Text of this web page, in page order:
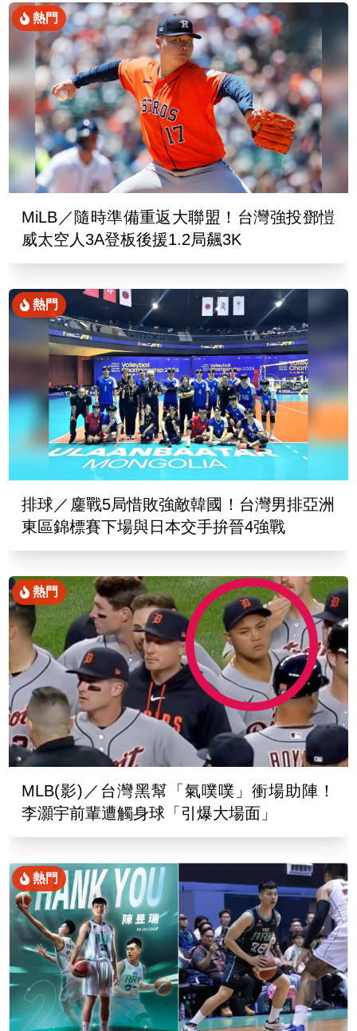
熱門
MiLB／隨時準備重返大聯盟！台灣強投鄧愷
威太空人3A登板後援1.2局飆3K
熱門
排球／鏖戰5局惜敗強敵韓國！台灣男排亞洲
東區錦標賽下場與日本交手拚晉4強戰
熱門
MLB(影)／台灣黑幫「氣噗噗」衝場助陣！
李灝宇前輩遭觸身球「引爆大場面」
熱門